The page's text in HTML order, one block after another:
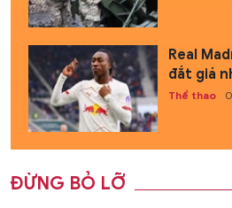
Real
đắt giá
Thể thao
ĐỪNG BỎ LỠ